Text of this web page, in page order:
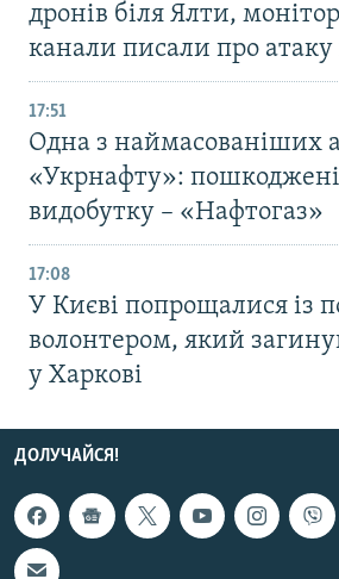
дронів біля Ялти,
канали писали про атаку
17:51
Одна з наймасованіших
«Укрнафту»: пошкоджені
видобутку – «Нафтогаз»
17:08
У Києві попрощалися із
волонтером, який
у Харкові
ДОЛУЧАЙСЯ!